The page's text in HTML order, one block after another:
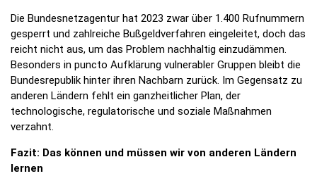
Die Bundesnetzagentur hat 2023 zwar über 1.400 Rufnummern
gesperrt und zahlreiche Bußgeldverfahren eingeleitet, doch das
reicht nicht aus, um das Problem nachhaltig einzudämmen.
Besonders in puncto Aufklärung vulnerabler Gruppen bleibt die
Bundesrepublik hinter ihren Nachbarn zurück. Im Gegensatz zu
anderen Ländern fehlt ein ganzheitlicher Plan, der
technologische, regulatorische und soziale Maßnahmen
verzahnt.
Fazit: Das können und müssen wir von anderen Ländern
lernen